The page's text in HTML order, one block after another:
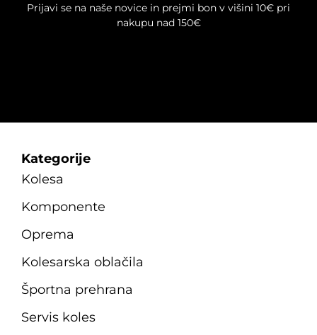
Prijavi se na naše novice in prejmi bon v višini 10€ pri
nakupu nad 150€
Kategorije
Kolesa
Komponente
Oprema
Kolesarska oblačila
Športna prehrana
Servis koles